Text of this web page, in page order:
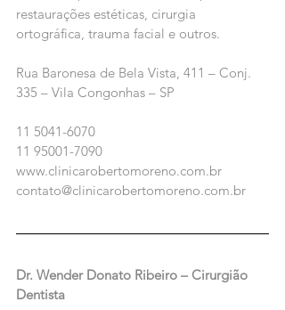
restaurações estéticas, cirurgia
ortográfica, trauma facial e outros.
Rua Baronesa de Bela Vista, 411 – Conj.
335 – Vila Congonhas – SP
11 5041-6070
11 95001-7090
www.clinicarobertomoreno.com.br
contato@clinicarobertomoreno.com.br
Dr. Wender Donato Ribeiro – Cirurgião
Dentista